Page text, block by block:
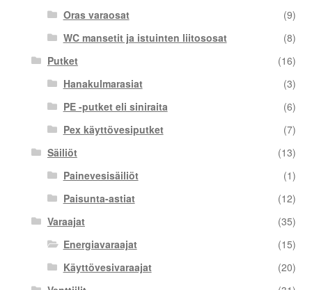
Oras varaosat
(9)
WC mansetit ja istuinten liitososat
(8)
Putket
(16)
Hanakulmarasiat
(3)
PE -putket eli siniraita
(6)
Pex käyttövesiputket
(7)
Säiliöt
(13)
Painevesisäiliöt
(1)
Paisunta-astiat
(12)
Varaajat
(35)
Energiavaraajat
(15)
Käyttövesivaraajat
(20)